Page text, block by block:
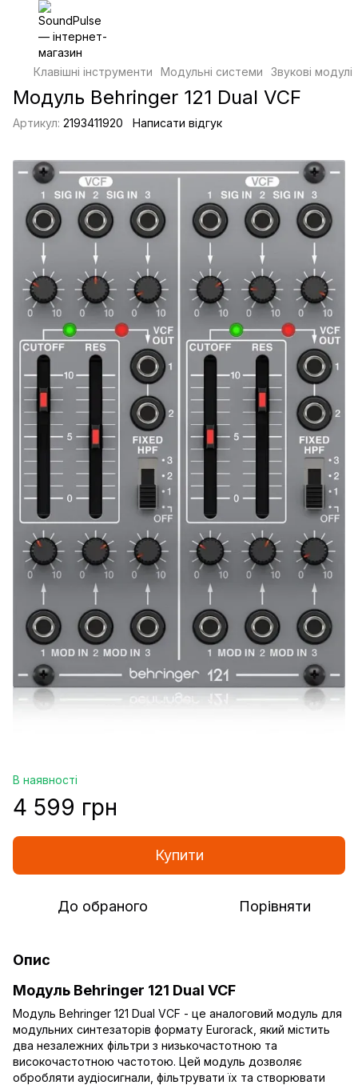
Клавішні інструменти Модульні системи Звукові модулі
Модуль Behringer 121 Dual VCF
Артикул: 2193411920 Написати відгук
В наявності
4 599 грн
Купити
До обраного Порівняти
Опис
Модуль Behringer 121 Dual VCF
Модуль Behringer 121 Dual VCF - це аналоговий модуль для
модульних синтезаторів формату Eurorack, який містить
два незалежних фільтри з низькочастотною та
високочастотною частотою. Цей модуль дозволяє
обробляти аудіосигнали, фільтрувати їх та створювати